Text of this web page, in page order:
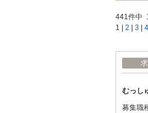
441件中
1 | 2 | 3 | 4
むっし
募集職